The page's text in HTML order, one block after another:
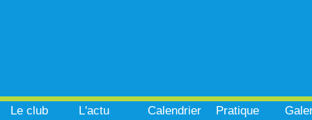
Le club L'actu Calendrier Pratique